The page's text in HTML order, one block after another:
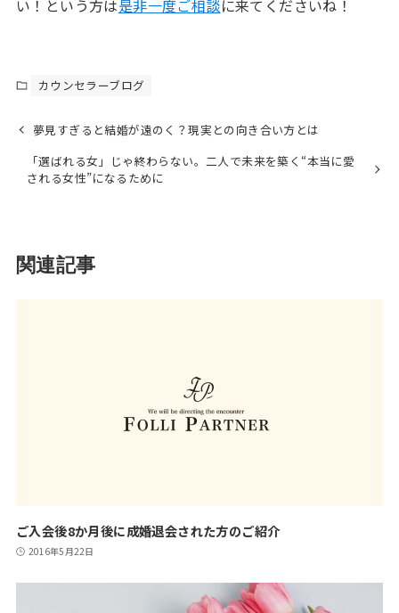
い！という方は是非一度ご相談に来てくださいね！
カウンセラーブログ
夢見すぎると結婚が遠のく？現実との向き合い方とは
「選ばれる女」じゃ終わらない。二人で未来を築く“本当に愛
される女性”になるために
関連記事
ご入会後8か月後に成婚退会された方のご紹介
2016年5月22日